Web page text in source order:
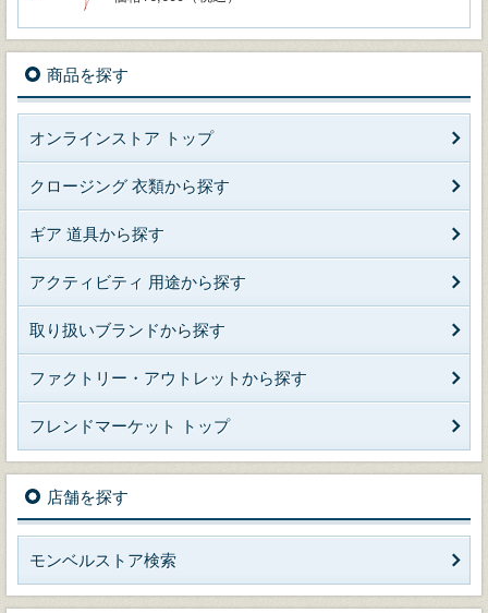
商品を探す
オンラインストア トップ
クロージング 衣類から探す
ギア 道具から探す
アクティビティ 用途から探す
取り扱いブランドから探す
ファクトリー・アウトレットから探す
フレンドマーケット トップ
店舗を探す
モンベルストア検索